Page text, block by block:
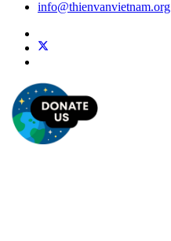
info@thienvanvietnam.org